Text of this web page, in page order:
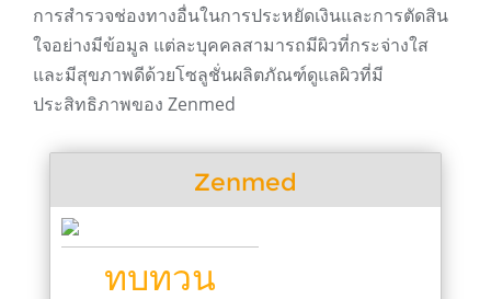
การสำรวจช่องทางอื่นในการประหยัดเงินและการตัดสิน
ใจอย่างมีข้อมูล แต่ละบุคคลสามารถมีผิวที่กระจ่างใส
และมีสุขภาพดีด้วยโซลูชั่นผลิตภัณฑ์ดูแลผิวที่มี
ประสิทธิภาพของ Zenmed
Zenmed
ทบทวน